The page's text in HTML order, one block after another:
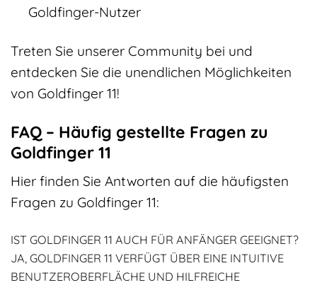
Goldfinger-Nutzer
Treten Sie unserer Community bei und
entdecken Sie die unendlichen Möglichkeiten
von Goldfinger 11!
FAQ – Häufig gestellte Fragen zu
Goldfinger 11
Hier finden Sie Antworten auf die häufigsten
Fragen zu Goldfinger 11:
IST GOLDFINGER 11 AUCH FÜR ANFÄNGER GEEIGNET?
JA, GOLDFINGER 11 VERFÜGT ÜBER EINE INTUITIVE
BENUTZEROBERFLÄCHE UND HILFREICHE